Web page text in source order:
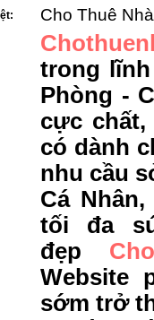
Cho Thuê Nhà
trong
Phòng -
cực
có dành
nhu cầu
Cá
tối đa
đẹp
Website
sớm trở